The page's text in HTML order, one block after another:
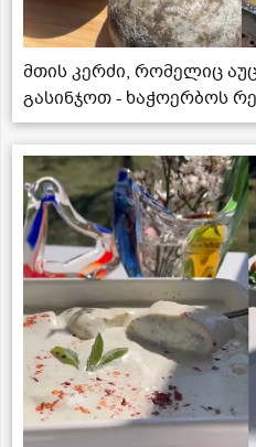
მთის კერძი, რომელიც
გასინჯოთ - ხაჭოერბოს